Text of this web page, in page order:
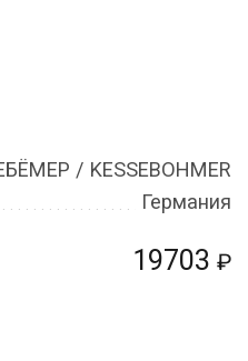
19703 ₽
/ KESSEBOHMER
Германия